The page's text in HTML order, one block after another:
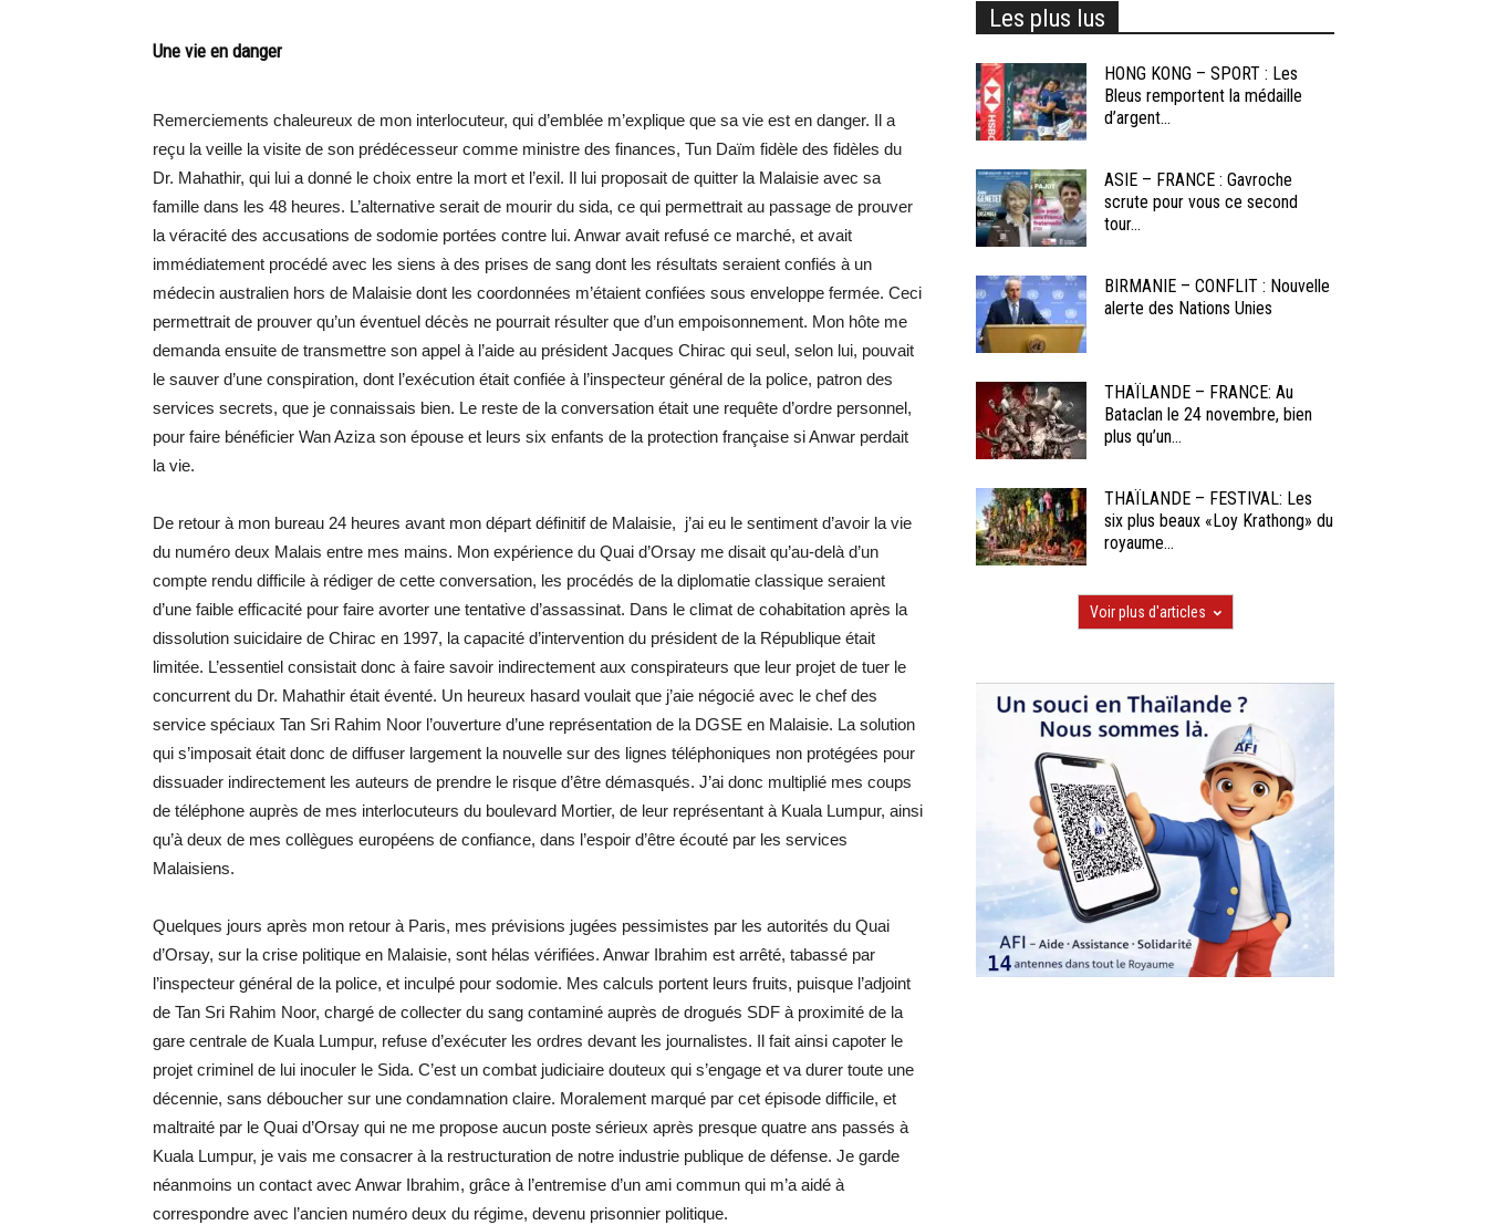
Une vie en danger
Remerciements chaleureux de mon interlocuteur, qui d’emblée m’explique que sa vie est en danger. Il a
reçu la veille la visite de son prédécesseur comme ministre des finances, Tun Daïm fidèle des fidèles du
Dr. Mahathir, qui lui a donné le choix entre la mort et l’exil. Il lui proposait de quitter la Malaisie avec sa
famille dans les 48 heures. L’alternative serait de mourir du sida, ce qui permettrait au passage de prouver
la véracité des accusations de sodomie portées contre lui. Anwar avait refusé ce marché, et avait
immédiatement procédé avec les siens à des prises de sang dont les résultats seraient confiés à un
médecin australien hors de Malaisie dont les coordonnées m’étaient confiées sous enveloppe fermée. Ceci
permettrait de prouver qu’un éventuel décès ne pourrait résulter que d’un empoisonnement. Mon hôte me
demanda ensuite de transmettre son appel à l’aide au président Jacques Chirac qui seul, selon lui, pouvait
le sauver d’une conspiration, dont l’exécution était confiée à l’inspecteur général de la police, patron des
services secrets, que je connaissais bien. Le reste de la conversation était une requête d’ordre personnel,
pour faire bénéficier Wan Aziza son épouse et leurs six enfants de la protection française si Anwar perdait
la vie.
De retour à mon bureau 24 heures avant mon départ définitif de Malaisie, j’ai eu le sentiment d’avoir la vie
du numéro deux Malais entre mes mains. Mon expérience du Quai d’Orsay me disait qu’au-delà d’un
compte rendu difficile à rédiger de cette conversation, les procédés de la diplomatie classique seraient
d’une faible efficacité pour faire avorter une tentative d’assassinat. Dans le climat de cohabitation après la
dissolution suicidaire de Chirac en 1997, la capacité d’intervention du président de la République était
limitée. L’essentiel consistait donc à faire savoir indirectement aux conspirateurs que leur projet de tuer le
concurrent du Dr. Mahathir était éventé. Un heureux hasard voulait que j’aie négocié avec le chef des
service spéciaux Tan Sri Rahim Noor l’ouverture d’une représentation de la DGSE en Malaisie. La solution
qui s’imposait était donc de diffuser largement la nouvelle sur des lignes téléphoniques non protégées pour
dissuader indirectement les auteurs de prendre le risque d’être démasqués. J’ai donc multiplié mes coups
de téléphone auprès de mes interlocuteurs du boulevard Mortier, de leur représentant à Kuala Lumpur, ainsi
qu’à deux de mes collègues européens de confiance, dans l’espoir d’être écouté par les services
Malaisiens.
Quelques jours après mon retour à Paris, mes prévisions jugées pessimistes par les autorités du Quai
d’Orsay, sur la crise politique en Malaisie, sont hélas vérifiées. Anwar Ibrahim est arrêté, tabassé par
l’inspecteur général de la police, et inculpé pour sodomie. Mes calculs portent leurs fruits, puisque l’adjoint
de Tan Sri Rahim Noor, chargé de collecter du sang contaminé auprès de drogués SDF à proximité de la
gare centrale de Kuala Lumpur, refuse d’exécuter les ordres devant les journalistes. Il fait ainsi capoter le
projet criminel de lui inoculer le Sida. C’est un combat judiciaire douteux qui s’engage et va durer toute une
décennie, sans déboucher sur une condamnation claire. Moralement marqué par cet épisode difficile, et
maltraité par le Quai d’Orsay qui ne me propose aucun poste sérieux après presque quatre ans passés à
Kuala Lumpur, je vais me consacrer à la restructuration de notre industrie publique de défense. Je garde
néanmoins un contact avec Anwar Ibrahim, grâce à l’entremise d’un ami commun qui m’a aidé à
correspondre avec l’ancien numéro deux du régime, devenu prisonnier politique.
Les plus lus
HONG KONG – SPORT : Les
Bleus remportent la médaille
d’argent...
ASIE – FRANCE : Gavroche
scrute pour vous ce second
tour...
BIRMANIE – CONFLIT : Nouvelle
alerte des Nations Unies
THAÏLANDE – FRANCE: Au
Bataclan le 24 novembre, bien
plus qu’un...
THAÏLANDE – FESTIVAL: Les
six plus beaux «Loy Krathong» du
royaume...
Voir plus d'articles